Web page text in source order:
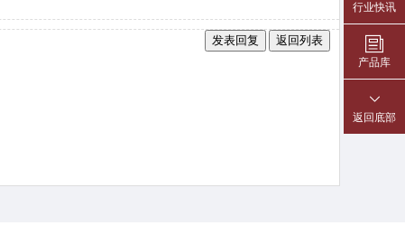
行业快讯
产品库
返回底部
发表回复 返回列表